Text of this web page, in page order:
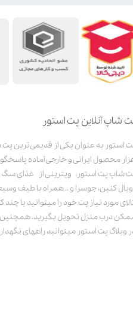
شاپ آنلاین پت استور
محصول ایرانی و خارجی آماده
شاپ پت استور، ویترینی از غذای سگ
کنین، جوسرا و .. همراه با طیف
مورد نیاز پت خود را میتوانید با
درب منزل تحویل بگیرید. همچنین
وبلاگ پت استور میتوانید راههای